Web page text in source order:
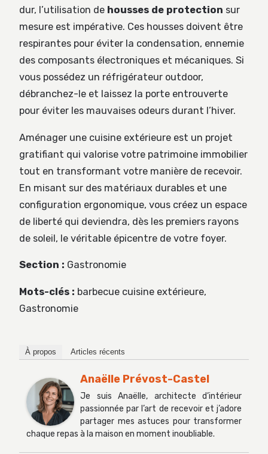
dur, l’utilisation de housses de protection sur
mesure est impérative. Ces housses doivent être
respirantes pour éviter la condensation, ennemie
des composants électroniques et mécaniques. Si
vous possédez un réfrigérateur outdoor,
débranchez-le et laissez la porte entrouverte
pour éviter les mauvaises odeurs durant l’hiver.
Aménager une cuisine extérieure est un projet
gratifiant qui valorise votre patrimoine immobilier
tout en transformant votre manière de recevoir.
En misant sur des matériaux durables et une
configuration ergonomique, vous créez un espace
de liberté qui deviendra, dès les premiers rayons
de soleil, le véritable épicentre de votre foyer.
Section : Gastronomie
Mots-clés : barbecue cuisine extérieure,
Gastronomie
À propos Articles récents
Anaëlle Prévost-Castel
Je suis Anaëlle, architecte d’intérieur
passionnée par l’art de recevoir et j’adore
partager mes astuces pour transformer
chaque repas à la maison en moment inoubliable.